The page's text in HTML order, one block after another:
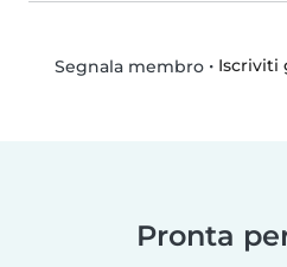
Segnala membro• Iscriviti
Pronta